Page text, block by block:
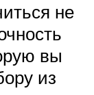
не
вы
из